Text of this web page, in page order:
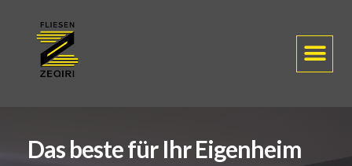
Das beste für Ihr Eigenheim